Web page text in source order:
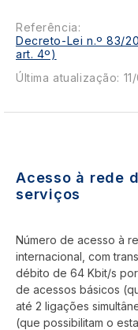
Referência:
Decreto-Lei n.º 83/
art. 4º)
Última atualização:
Acesso à rede
serviços
Número de acesso à
internacional, com
débito de 64 Kbit/s
de acessos básicos
até 2 ligações
(que possibilitam o